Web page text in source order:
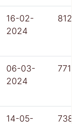
16-02-
2024
812
06-03-
2024
771
14-05-
738